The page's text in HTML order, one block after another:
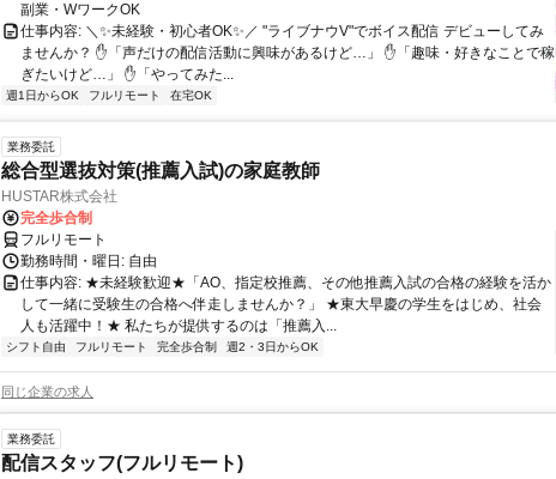
副業・WワークOK
仕事内容: ＼✨未経験・初心者OK✨／ "ライブナウV"でボイス配信 デビューしてみ
ませんか？ ✋「声だけの配信活動に興味があるけど…」 ✋「趣味・好きなことで稼
ぎたいけど…」 ✋「やってみた...
週1日からOK フルリモート 在宅OK
業務委託
総合型選抜対策(推薦入試)の家庭教師
HUSTAR株式会社
完全歩合制
フルリモート
勤務時間・曜日: 自由
仕事内容: ★未経験歓迎★「AO、指定校推薦、その他推薦入試の合格の経験を活か
して一緒に受験生の合格へ伴走しませんか？」 ★東大早慶の学生をはじめ、社会
人も活躍中！★ 私たちが提供するのは「推薦入...
シフト自由 フルリモート 完全歩合制 週2・3日からOK
同じ企業の求人
業務委託
配信スタッフ(フルリモート)